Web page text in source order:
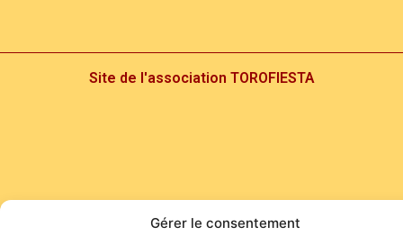
Gérer le consentement
Site de l'association TOROFIESTA